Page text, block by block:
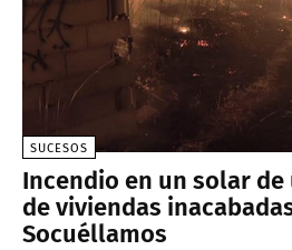
SUCESOS
Incendio en un solar
de viviendas
Socuéllamos